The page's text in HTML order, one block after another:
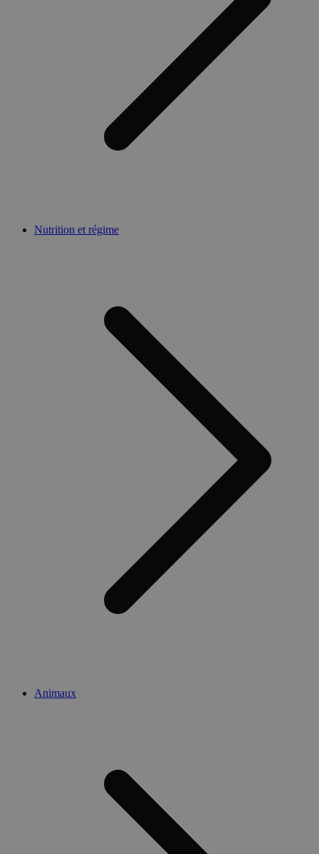
Nutrition et régime
Animaux